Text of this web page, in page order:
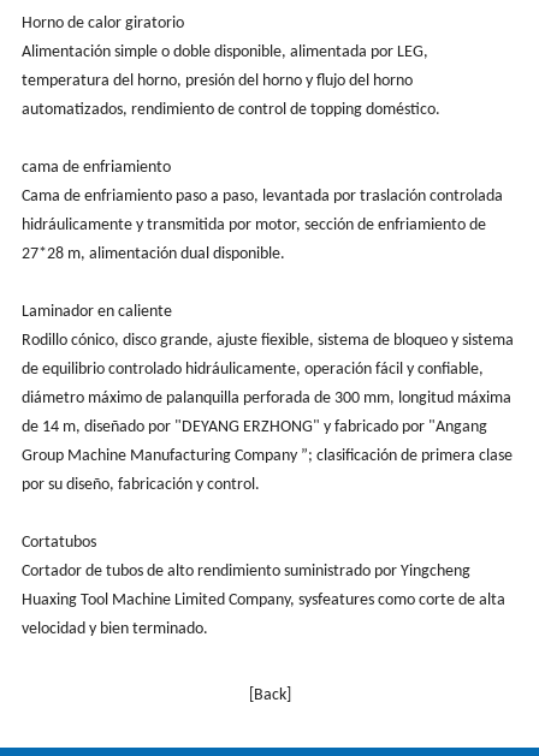
Horno de calor giratorio
Alimentación simple o doble disponible, alimentada por LEG,
temperatura del horno, presión del horno y flujo del horno
automatizados, rendimiento de control de topping doméstico.
cama de enfriamiento
Cama de enfriamiento paso a paso, levantada por traslación controlada
hidráulicamente y transmitida por motor, sección de enfriamiento de
27*28 m, alimentación dual disponible.
Laminador en caliente
Rodillo cónico, disco grande, ajuste fiexible, sistema de bloqueo y sistema
de equilibrio controlado hidráulicamente, operación fácil y confiable,
diámetro máximo de palanquilla perforada de 300 mm, longitud máxima
de 14 m, diseñado por "DEYANG ERZHONG" y fabricado por "Angang
Group Machine Manufacturing Company ”; clasificación de primera clase
por su diseño, fabricación y control.
Cortatubos
Cortador de tubos de alto rendimiento suministrado por Yingcheng
Huaxing Tool Machine Limited Company, sysfeatures como corte de alta
velocidad y bien terminado.
[Back]